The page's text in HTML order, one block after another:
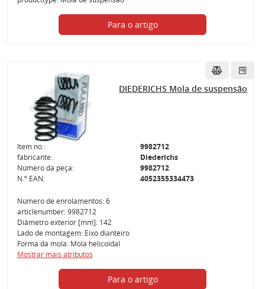
Para o artigo
DIEDERICHS Mola de suspensão
Item no.:
9982712
fabricante:
Diederichs
Número da peça:
9982712
N.º EAN:
4052355334473
Número de enrolamentos: 6
articlenumber: 9982712
Diâmetro exterior [mm]: 142
Lado de montagem: Eixo dianteiro
Forma da mola: Mola helicoidal
Mostrar mais atributos
Para o artigo